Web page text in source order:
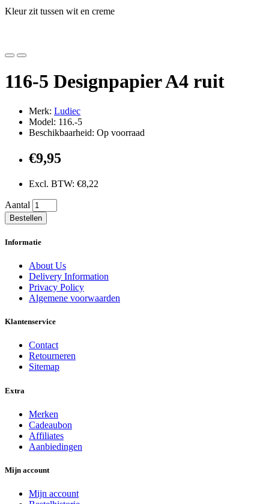
Kleur zit tussen wit en creme
116-5 Designpapier A4 ruit
Merk: Ludiec
Model: 116.-5
Beschikbaarheid: Op voorraad
€9,95
Excl. BTW: €8,22
Aantal
Bestellen
Informatie
About Us
Delivery Information
Privacy Policy
Algemene voorwaarden
Klantenservice
Contact
Retourneren
Sitemap
Extra
Merken
Cadeaubon
Affiliates
Aanbiedingen
Mijn account
Mijn account